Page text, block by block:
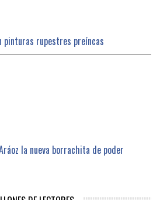
pinturas rupestres preíncas
la nueva borrachita de poder